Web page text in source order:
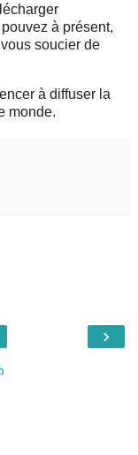
à présent,
soucier de
à diffuser la
monde.
›